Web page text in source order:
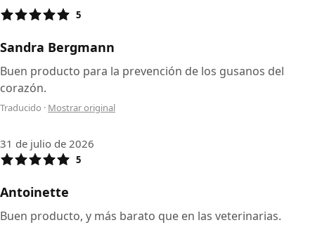
5
Sandra Bergmann
Buen producto para la prevención de los gusanos del
corazón.
Traducido · Mostrar original
31 de julio de 2026
5
Antoinette
Buen producto, y más barato que en las veterinarias.